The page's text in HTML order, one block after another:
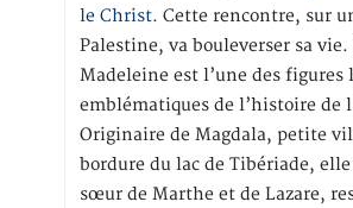
le Christ. Cette rencontre, sur
Palestine, va bouleverser sa
Madeleine est l’une des figures
emblématiques de l’histoire de
Originaire de Magdala, petite
bordure du lac de Tibériade,
sœur de Marthe et de Lazare,